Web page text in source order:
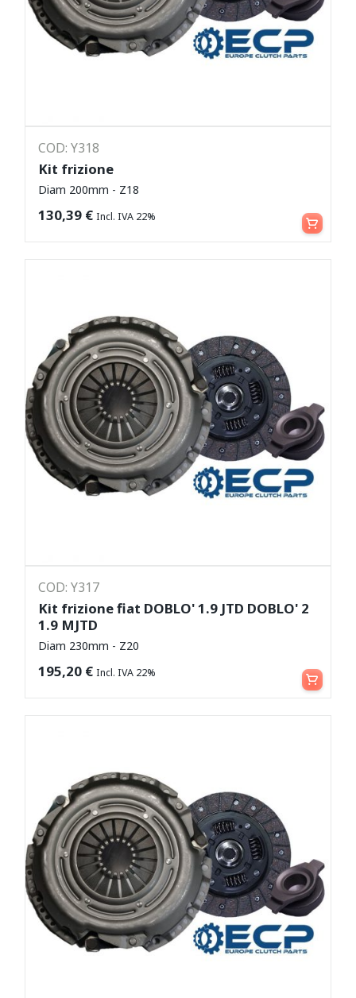
COD: Y318
Kit frizione
Diam 200mm - Z18
130,39 € Incl. IVA 22% Leggi tutto
COD: Y317
Kit frizione fiat DOBLO' 1.9 JTD DOBLO' 2
1.9 MJTD
Diam 230mm - Z20
195,20 € Incl. IVA 22% Leggi tutto